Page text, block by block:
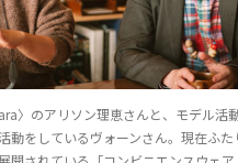
〉のアリソン理恵さんと、モデル活
動をしているヴォーンさん。現在ふた